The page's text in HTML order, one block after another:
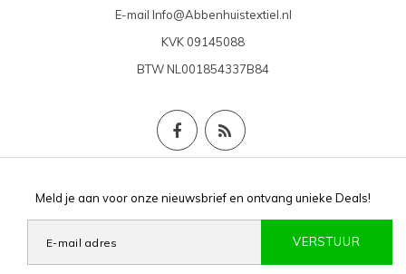
E-mail Info@Abbenhuistextiel.nl
KVK 09145088
BTWNL001854337B84
Meld je aan voor onze nieuwsbrief en ontvang unieke Deals!
VERSTUUR